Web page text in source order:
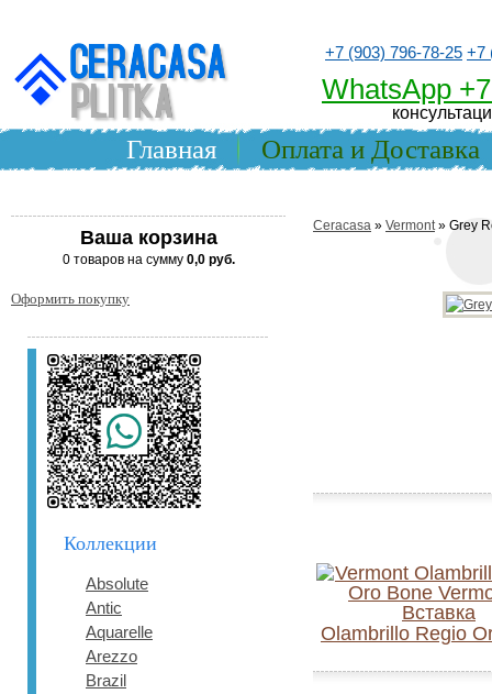
+7 (903) 796-78-25 +7
WhatsApp
Главная Оплата и Доставка
Ваша корзина
0 товаров на сумму 0,0 руб.
Оформить покупку
Коллекции
Absolute
Antic
Aquarelle
Arezzo
Brazil
Ceracasa » Vermont» Grey
Olambrillo Regio